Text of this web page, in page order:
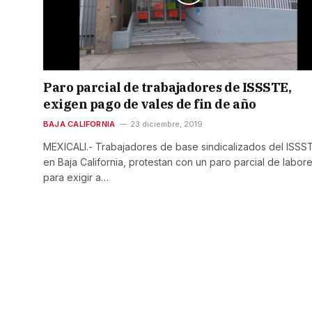
Paro parcial de trabajadores de ISSSTE,
exigen pago de vales de fin de año
BAJA CALIFORNIA 23 diciembre, 2019
MEXICALI.- Trabajadores de base sindicalizados del
en Baja California, protestan con un paro parcial de
para exigir a…